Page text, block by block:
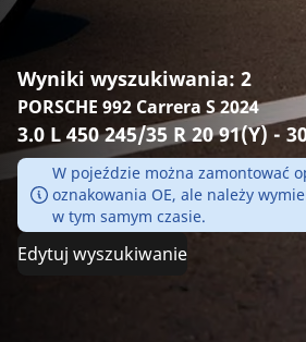
Wyniki wyszukiwania: 2
PORSCHE 992 Carrera S 2024
3.0 L 450 245/35 R 20 91(Y) -
W pojeździe można zamontować
oznakowania OE, ale należy
w tym samym czasie.
Edytuj wyszukiwanie